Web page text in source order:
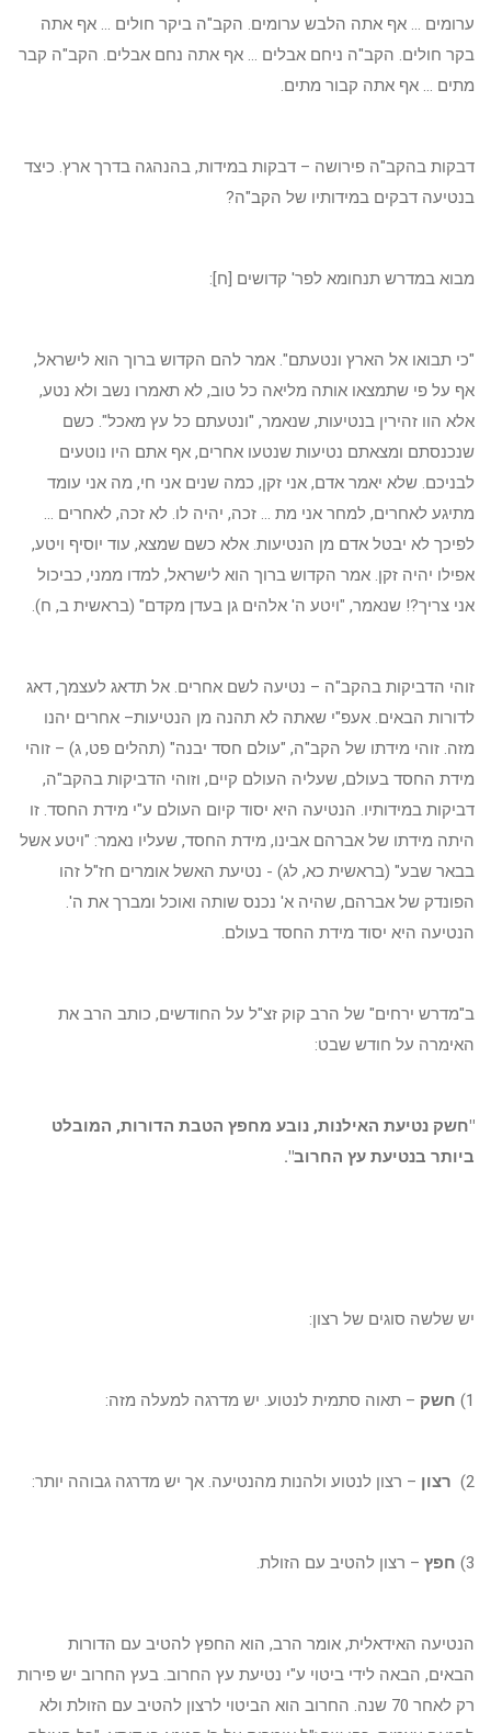
ערומים ... אף אתה הלבש ערומים. הקב"ה ביקר חולים ... אף אתה
בקר חולים. הקב"ה ניחם אבלים ... אף אתה נחם אבלים. הקב"ה קבר
מתים ... אף אתה קבור מתים.
דבקות בהקב"ה פירושה – דבקות במידות, בהנהגה בדרך ארץ. כיצד
בנטיעה דבקים במידותיו של הקב"ה?
מבוא במדרש תנחומא לפר' קדושים [ח]:
"כי תבואו אל הארץ ונטעתם". אמר להם הקדוש ברוך הוא לישראל,
אף על פי שתמצאו אותה מליאה כל טוב, לא תאמרו נשב ולא נטע,
אלא הוו זהירין בנטיעות, שנאמר, "ונטעתם כל עץ מאכל". כשם
שנכנסתם ומצאתם נטיעות שנטעו אחרים, אף אתם היו נוטעים
לבניכם. שלא יאמר אדם, אני זקן, כמה שנים אני חי, מה אני עומד
מתיגע לאחרים, למחר אני מת ... זכה, יהיה לו. לא זכה, לאחרים ...
לפיכך לא יבטל אדם מן הנטיעות. אלא כשם שמצא, עוד יוסיף ויטע,
אפילו יהיה זקן. אמר הקדוש ברוך הוא לישראל, למדו ממני, כביכול
אני צריך?! שנאמר, "ויטע ה' אלהים גן בעדן מקדם" (בראשית ב, ח).
זוהי הדביקות בהקב"ה – נטיעה לשם אחרים. אל תדאג לעצמך, דאג
לדורות הבאים. אעפ"י שאתה לא תהנה מן הנטיעות– אחרים יהנו
מזה. זוהי מידתו של הקב"ה, "עולם חסד יבנה" (תהלים פט, ג) – זוהי
מידת החסד בעולם, שעליה העולם קיים, וזוהי הדביקות בהקב"ה,
דביקות במידותיו. הנטיעה היא יסוד קיום העולם ע"י מידת החסד. זו
היתה מידתו של אברהם אבינו, מידת החסד, שעליו נאמר: "ויטע אשל
בבאר שבע" (בראשית כא, לג) - נטיעת האשל אומרים חז"ל זהו
הפונדק של אברהם, שהיה א' נכנס שותה ואוכל ומברך את ה'.
הנטיעה היא יסוד מידת החסד בעולם.
ב"מדרש ירחים" של הרב קוק זצ"ל על החודשים, כותב הרב את
האימרה על חודש שבט:
"חשק נטיעת האילנות, נובע מחפץ הטבת הדורות, המובלט
ביותר בנטיעת עץ החרוב".
יש שלשה סוגים של רצון:
1) חשק – תאוה סתמית לנטוע. יש מדרגה למעלה מזה:
2) רצון – רצון לנטוע ולהנות מהנטיעה. אך יש מדרגה גבוהה יותר:
3) חפץ – רצון להטיב עם הזולת.
הנטיעה האידאלית, אומר הרב, הוא החפץ להטיב עם הדורות
הבאים, הבאה לידי ביטוי ע"י נטיעת עץ החרוב. בעץ החרוב יש פירות
רק לאחר 70 שנה. החרוב הוא הביטוי לרצון להטיב עם הזולת ולא